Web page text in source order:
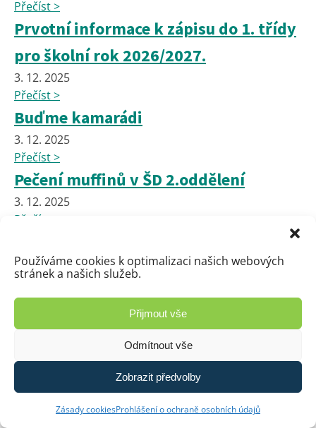
Používáme cookies k optimalizaci našich webových
stránek a našich služeb.
Přijmout vše
Odmítnout vše
Zobrazit předvolby
Zásady cookiesProhlášení o ochraně osobních údajů
Přečíst >
Prvotní informace k zápisu do 1. třídy
pro školní rok 2026/2027.
3. 12. 2025
Přečíst >
Buďme kamarádi
3. 12. 2025
Přečíst >
Pečení muffinů v ŠD 2.oddělení
3. 12. 2025
Přečíst >
jídelníčku už pátý měsíc!
VÁNOČNÍ JARMARK
Pracovní činnosti děvčat 7. a 8.
ročníku